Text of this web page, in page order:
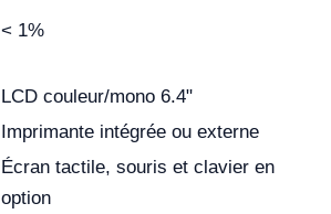
< 1%
LCD couleur/mono 6.4"
Imprimante intégrée ou externe
Écran tactile, souris et clavier en
option